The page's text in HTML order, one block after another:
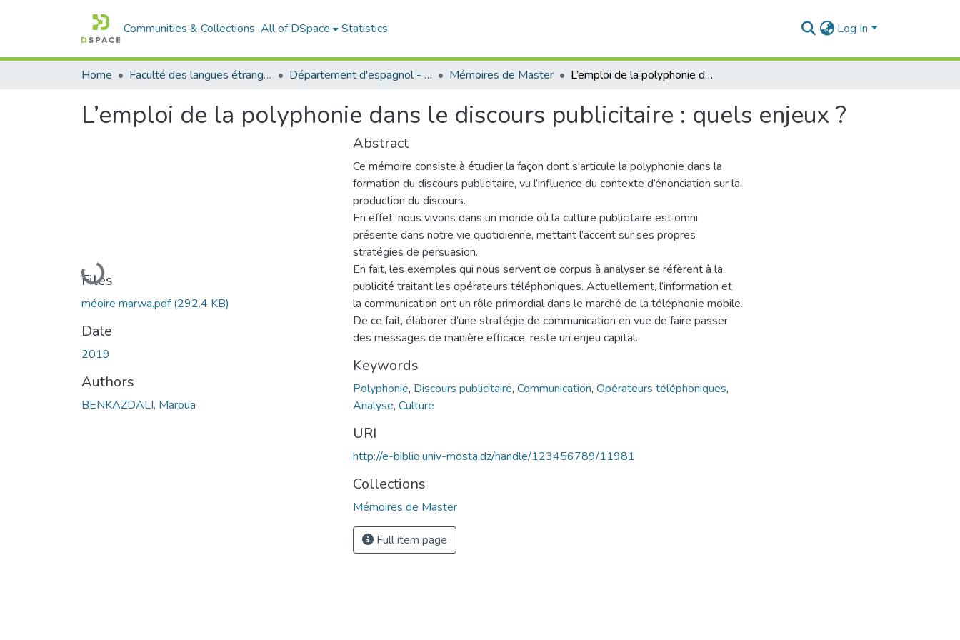
Communities & Collections All of DSpace Statistics Log In
Home Faculté des langues étrangères Département d'espagnol - قسم اللفة الإسبانية Mémoires de Master L’emploi de la polyphonie dans le discours publicitaire : quels enjeux ?
L’emploi de la polyphonie dans le discours publicitaire : quels enjeux ?
Loading...
Files
méoire marwa.pdf(292.4 KB)
Date
2019
Authors
BENKAZDALI, Maroua
Abstract
Ce mémoire consiste à étudier la façon dont s'articule la polyphonie dans la
formation du discours publicitaire, vu l’influence du contexte d’énonciation sur la
production du discours.
En effet, nous vivons dans un monde où la culture publicitaire est omni
présente dans notre vie quotidienne, mettant l’accent sur ses propres
stratégies de persuasion.
En fait, les exemples qui nous servent de corpus à analyser se réfèrent à la
publicité traitant les opérateurs téléphoniques. Actuellement, l’information et
la communication ont un rôle primordial dans le marché de la téléphonie mobile.
De ce fait, élaborer d’une stratégie de communication en vue de faire passer
des messages de manière efficace, reste un enjeu capital.
Keywords
Polyphonie, Discours publicitaire, Communication, Opérateurs téléphoniques,
Analyse, Culture
URI
http://e-biblio.univ-mosta.dz/handle/123456789/11981
Collections
Mémoires de Master
Full item page